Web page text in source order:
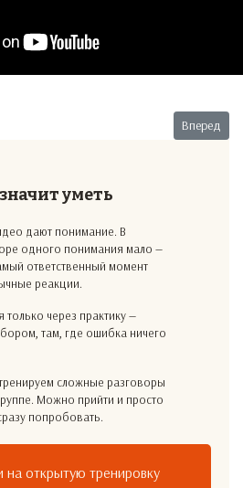
Вперед
уметь
дают понимание. В
одного понимания мало —
ответственный момент
реакции.
только через практику —
там, где ошибка ничего
сложные разговоры
Можно прийти и просто
попробовать.
на открытую тренировку